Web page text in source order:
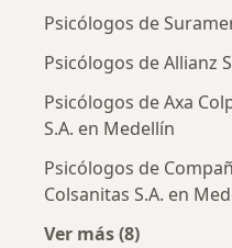
Psicólogos de
Psicólogos de Allianz
Psicólogos de Axa
S.A. en Medellín
Psicólogos de
Colsanitas S.A. en
Ver más (8)